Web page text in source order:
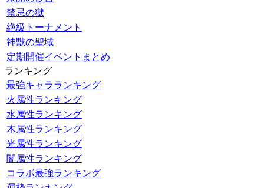
禁忌の獄
絶級トーナメント
神獣の聖域
定期開催イベントまとめ
ランキング
最強キャラランキング
火属性ランキング
水属性ランキング
木属性ランキング
光属性ランキング
闇属性ランキング
コラボ最強ランキング